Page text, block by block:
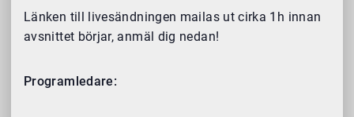
Länken till livesändningen mailas ut cirka 1h innan
avsnittet börjar, anmäl dig nedan!
Programledare: